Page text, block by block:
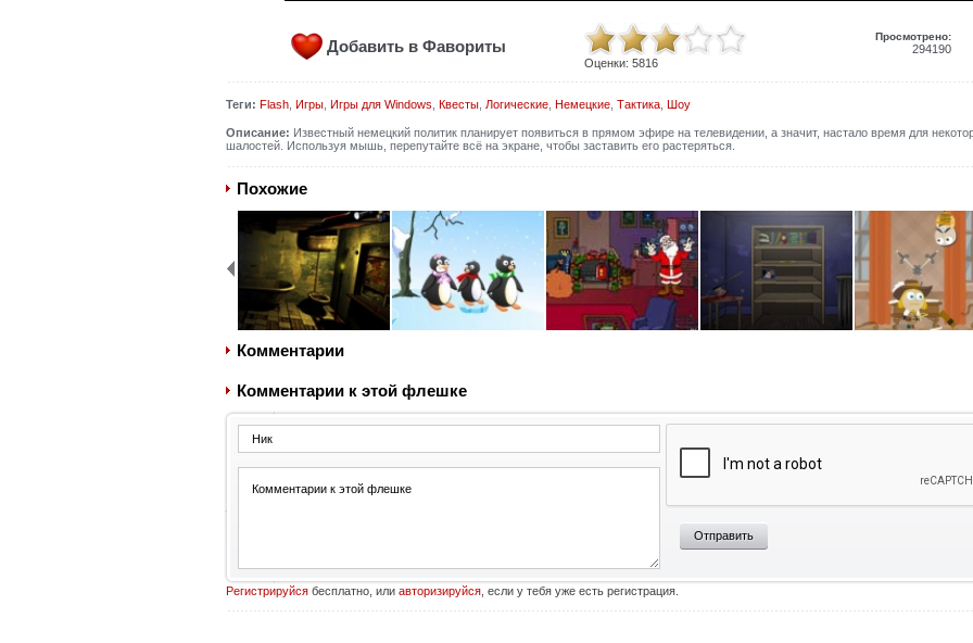
Добавить в Фавориты
Оценки: 5816
Просмотрено:
294190
Теги: Flash, Игры, Игры для Windows Квесты, Логические, Немецкие, Тактика, Шоу
Описание: Известный немецкий политик планирует появиться в прямом эфире на телевидении, а значит, настало время для
шалостей. Используя мышь, перепутайте всё на экране, чтобы заставить его растеряться.
Похожие
Комментарии
Комментарии к этой флешке
Отправить
Регистрируйсябесплатно, или авторизируйся, если у тебя уже есть регистрация.